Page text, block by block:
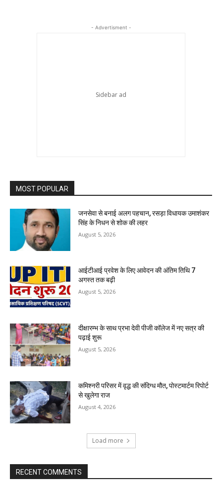
- Advertisment -
MOST POPULAR
जनसेवा से बनाई अलग पहचान, रसड़ा विधायक उमाशंकर
सिंह के निधन से शोक की लहर
August 5, 2026
आईटीआई प्रवेश के लिए आवेदन की अंतिम तिथि 7
अगस्त तक बढ़ी
August 5, 2026
दीक्षारम्भ के साथ प्रभा देवी पीजी कॉलेज में नए सत्र की
पढ़ाई शुरू
August 5, 2026
कमिश्नरी परिसर में वृद्ध की संदिग्ध मौत, पोस्टमार्टम रिपोर्ट
से खुलेगा राज
August 4, 2026
Load more
RECENT COMMENTS